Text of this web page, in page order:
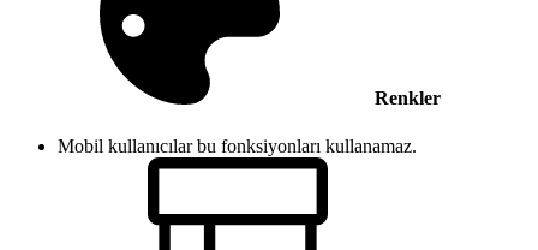
Renkler
Mobil kullanıcılar bu fonksiyonları kullanamaz.